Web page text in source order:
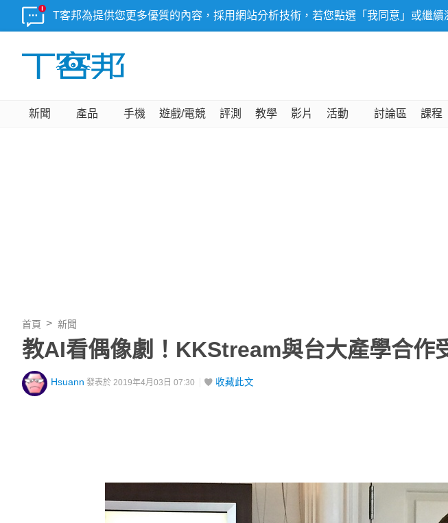
T客邦為提供您更多優質的內容，採用網站分析技術，若您點選「我同意」或繼
新聞 產品 手機 遊戲/電競 評測 教學 影片 活動 討論區 課程
首頁 新聞
教AI看偶像劇！KKStream與台大產學合作
Hsuann 發表於 2019年4月03日 07:30 收藏此文